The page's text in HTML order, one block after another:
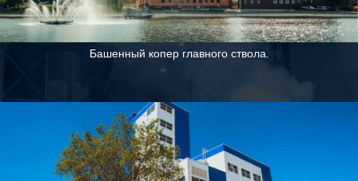
Башенный копер главного ствола.